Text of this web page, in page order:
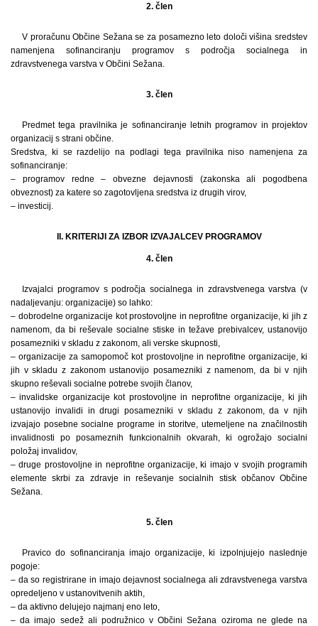
2. člen
V proračunu Občine Sežana se za posamezno leto določi višina sredstev
namenjena sofinanciranju programov s področja socialnega in
zdravstvenega varstva v Občini Sežana.
3. člen
Predmet tega pravilnika je sofinanciranje letnih programov in projektov
organizacij s strani občine.
Sredstva, ki se razdelijo na podlagi tega pravilnika niso namenjena za
sofinanciranje:
– programov redne – obvezne dejavnosti (zakonska ali pogodbena
obveznost) za katere so zagotovljena sredstva iz drugih virov,
– investicij.
II. KRITERIJI ZA IZBOR IZVAJALCEV PROGRAMOV
4. člen
Izvajalci programov s področja socialnega in zdravstvenega varstva (v
nadaljevanju: organizacije) so lahko:
– dobrodelne organizacije kot prostovoljne in neprofitne organizacije, ki jih z
namenom, da bi reševale socialne stiske in težave prebivalcev, ustanovijo
posamezniki v skladu z zakonom, ali verske skupnosti,
– organizacije za samopomoč kot prostovoljne in neprofitne organizacije, ki
jih v skladu z zakonom ustanovijo posamezniki z namenom, da bi v njih
skupno reševali socialne potrebe svojih članov,
– invalidske organizacije kot prostovoljne in neprofitne organizacije, ki jih
ustanovijo invalidi in drugi posamezniki v skladu z zakonom, da v njih
izvajajo posebne socialne programe in storitve, utemeljene na značilnostih
invalidnosti po posameznih funkcionalnih okvarah, ki ogrožajo socialni
položaj invalidov,
– druge prostovoljne in neprofitne organizacije, ki imajo v svojih programih
elemente skrbi za zdravje in reševanje socialnih stisk občanov Občine
Sežana.
5. člen
Pravico do sofinanciranja imajo organizacije, ki izpolnjujejo naslednje
pogoje:
– da so registrirane in imajo dejavnost socialnega ali zdravstvenega varstva
opredeljeno v ustanovitvenih aktih,
– da aktivno delujejo najmanj eno leto,
– da imajo sedež ali podružnico v Občini Sežana oziroma ne glede na